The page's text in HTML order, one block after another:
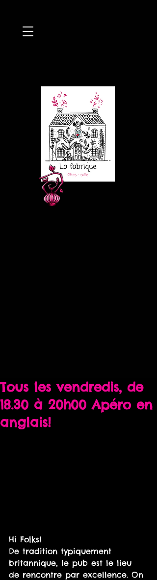
Tous les vendredis, de
18.30 à 20h00 Apéro en
anglais!
Hi Folks!
De tradition typiquement
britannique, le pub est le lieu
de rencontre par excellence. On